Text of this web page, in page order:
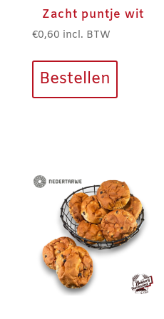
Zacht puntje wit
€0,60 incl. BTW
Bestellen